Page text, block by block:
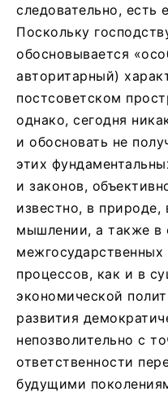
следовательно, есть
Поскольку
обосновывается
авторитарный)
постсоветском
однако, сегодня
и обосновать не
этих
и законов,
известно, в
мышлении, а также в
межгосударственных
процессов, как и в
экономической
развития
непозволительно с
ответственности
будущими